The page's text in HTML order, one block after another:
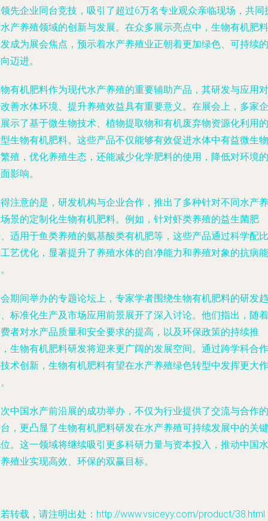
先企业同台竞技，吸引了超过6万名专业观众亲临现场，共同
产养殖领域的创新与发展。在众多展示亮点中，生物有机肥料
成为展会焦点，预示着水产养殖业正朝着更加绿色、可持续的
迈进。
有机肥料作为现代水产养殖的重要辅助产品，其研发与应用对
善水体环境、提升养殖效益具有重要意义。在展会上，多家企
示了基于微生物技术、植物提取物和有机废弃物资源化利用的
生物有机肥料。这些产品不仅能够有效促进水体中有益微生物
殖，优化养殖生态，还能减少化学肥料的使用，降低对环境的
影响。
注意的是，研发机构与企业合作，推出了多种针对不同水产养
景的定制化生物有机肥料。例如，针对虾类养殖的益生菌肥
适用于鱼类养殖的氨基酸类有机肥等，这些产品通过科学配比
艺优化，显著提升了养殖水体的自净能力和养殖对象的抗病能
期间举办的专题论坛上，专家学者围绕生物有机肥料的研发趋
标准化生产及市场应用前景展开了深入讨论。他们指出，随着
者对水产品质量和安全要求的提高，以及环保政策的持续推
生物有机肥料研发将迎来更广阔的发展空间。通过跨学科合作
术创新，生物有机肥料有望在水产养殖绿色转型中发挥更大作
中国水产前沿展的成功举办，不仅为行业提供了交流与合作的
，更凸显了生物有机肥料研发在水产养殖可持续发展中的关键
。这一领域将继续吸引更多科研力量与资本投入，推动中国水
殖业实现高效、环保的双赢目标。
转载，请注明出处：http://www.vsiceyy.com/product/38.html